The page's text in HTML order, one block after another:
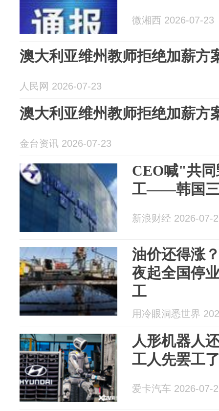
微湘西 2026-07-23
澳大利亚维州教师拒绝加薪方
人民网 2026-07-23
澳大利亚维州教师拒绝加薪方
金台资讯 2026-07-23
CEO喊"共
工——韩国三
新浪财经 2026-07-
油价还得涨
夜起全国停
工
用冷眼洞悉世界
人形机器人
工人先罢工
爱卡汽车 2026-07-